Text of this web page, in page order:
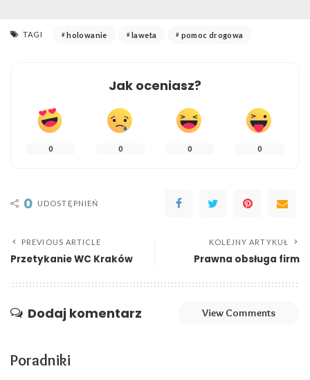
TAGI holowanie laweta pomoc drogowa
Jak oceniasz?
0 0 0 0
0 UDOSTĘPNIEŃ
PREVIOUS ARTICLE
Przetykanie WC Kraków
KOLEJNY ARTYKUŁ
Prawna obsługa firm
Dodaj komentarz View Comments
Poradniki